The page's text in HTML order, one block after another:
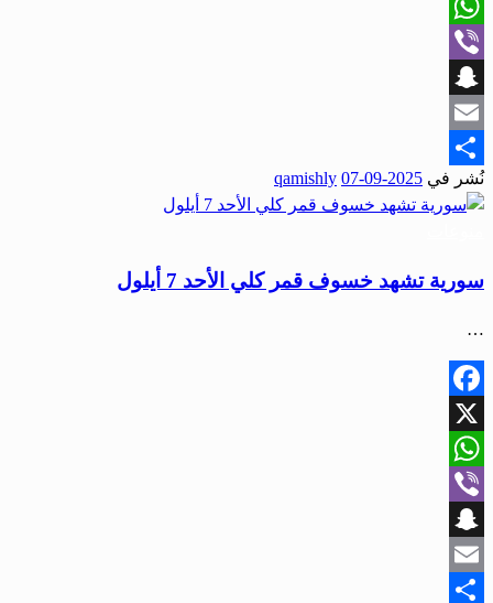
X
WhatsApp
Viber
Snapchat
Email
Share
نُشر في 2025-09-07
qamishly
سورية تشهد خسوف قمر كلي الأحد 7 أيلول
…
Facebook
X
WhatsApp
Viber
Snapchat
Email